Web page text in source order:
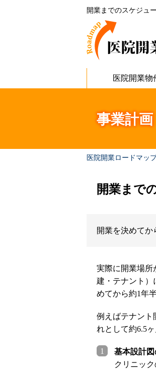
開業までのスケジュ
医院開業物
事業計
医院開業ロードマッ
開業まで
開業を決めて
実際に開業場所
建・テナント）
めてから約1年
例えばテナント
れとして約6.5ヶ
基本設計図
クリニッ